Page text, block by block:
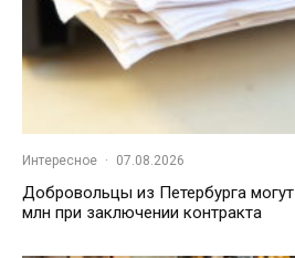
Интересное · 07.08.2026
Добровольцы из Петербурга
млн при заключении контракта